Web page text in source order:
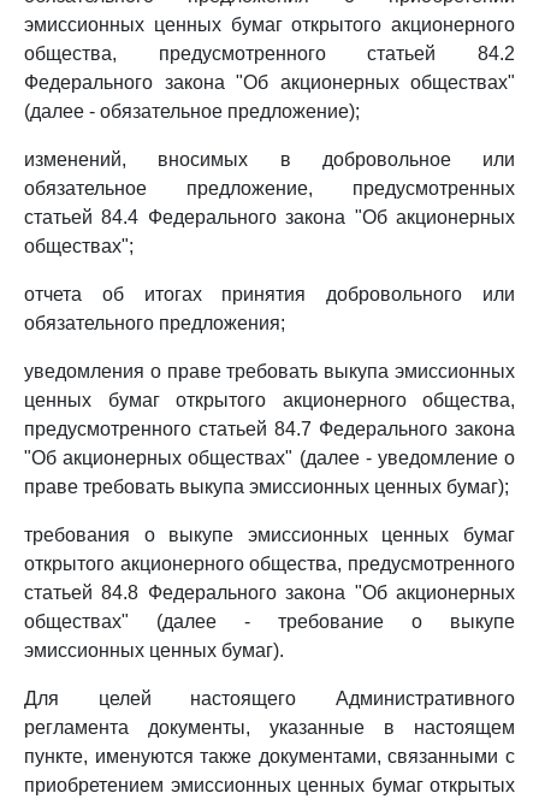
эмиссионных ценных бумаг открытого акционерного
общества, предусмотренного статьей 84.2
Федерального закона "Об акционерных обществах"
(далее - обязательное предложение);
изменений, вносимых в добровольное или
обязательное предложение, предусмотренных
статьей 84.4 Федерального закона "Об акционерных
обществах";
отчета об итогах принятия добровольного или
обязательного предложения;
уведомления о праве требовать выкупа эмиссионных
ценных бумаг открытого акционерного общества,
предусмотренного статьей 84.7 Федерального закона
"Об акционерных обществах" (далее - уведомление о
праве требовать выкупа эмиссионных ценных бумаг);
требования о выкупе эмиссионных ценных бумаг
открытого акционерного общества, предусмотренного
статьей 84.8 Федерального закона "Об акционерных
обществах" (далее - требование о выкупе
эмиссионных ценных бумаг).
Для целей настоящего Административного
регламента документы, указанные в настоящем
пункте, именуются также документами, связанными с
приобретением эмиссионных ценных бумаг открытых